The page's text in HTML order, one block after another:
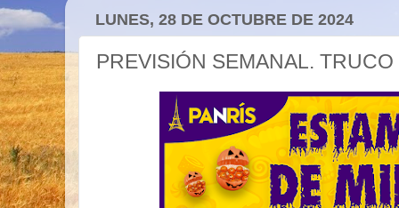
LUNES, 28 DE OCTUBRE DE 2024
PREVISIÓN SEMANAL.